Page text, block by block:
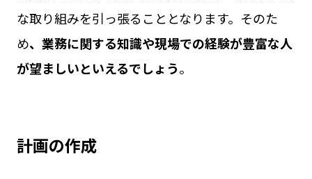
な取り組みを引っ張ることとなります。そのた
め、業務に関する知識や現場での経験が豊富な人
が望ましいといえるでしょう。
計画の作成